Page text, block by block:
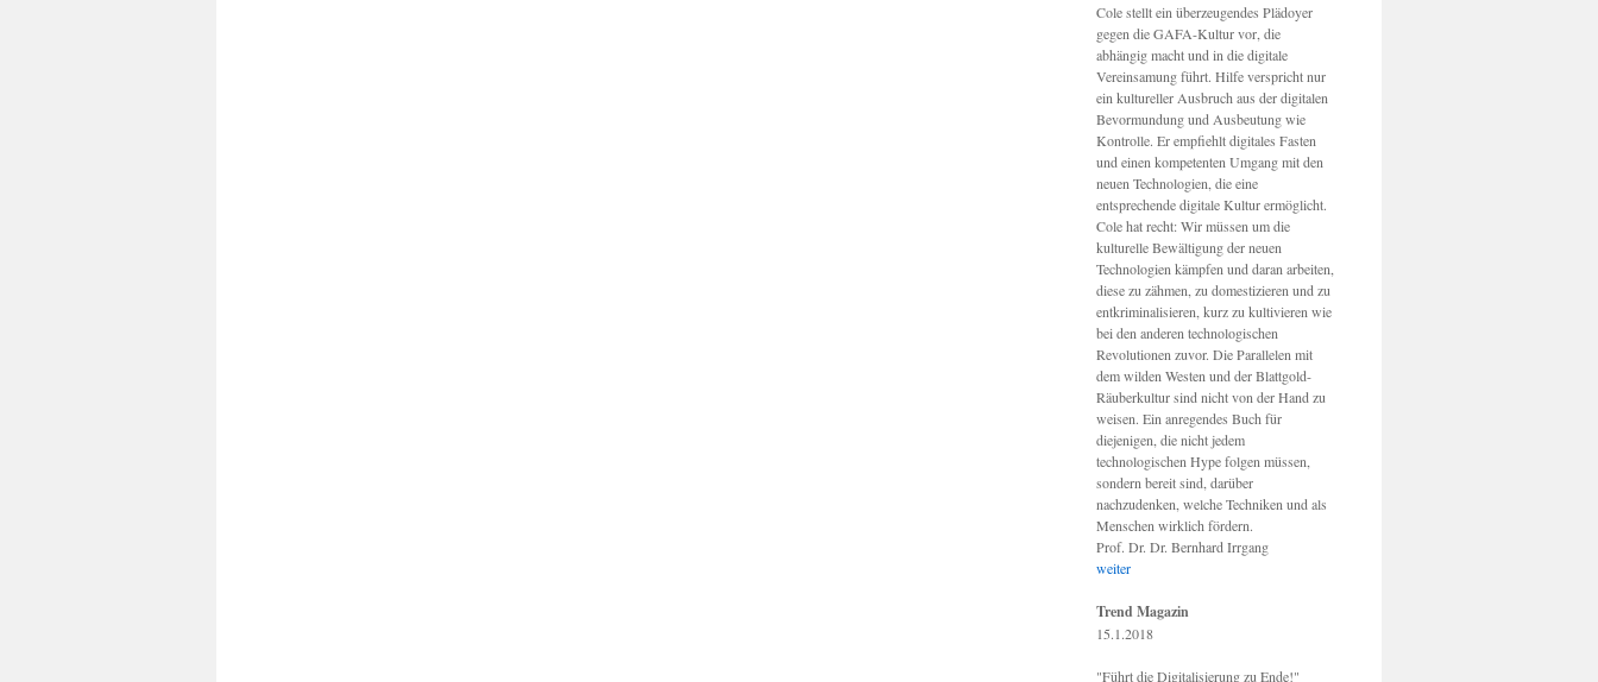
Cole stellt ein überzeugendes Plädoyer
gegen die GAFA-Kultur vor, die
abhängig macht und in die digitale
Vereinsamung führt. Hilfe verspricht nur
ein kultureller Ausbruch aus der digitalen
Bevormundung und Ausbeutung wie
Kontrolle. Er empfiehlt digitales Fasten
und einen kompetenten Umgang mit den
neuen Technologien, die eine
entsprechende digitale Kultur ermöglicht.
Cole hat recht: Wir müssen um die
kulturelle Bewältigung der neuen
Technologien kämpfen und daran arbeiten,
diese zu zähmen, zu domestizieren und zu
entkriminalisieren, kurz zu kultivieren wie
bei den anderen technologischen
Revolutionen zuvor. Die Parallelen mit
dem wilden Westen und der Blattgold-
Räuberkultur sind nicht von der Hand zu
weisen. Ein anregendes Buch für
diejenigen, die nicht jedem
technologischen Hype folgen müssen,
sondern bereit sind, darüber
nachzudenken, welche Techniken und als
Menschen wirklich fördern.
Prof. Dr. Dr. Bernhard Irrgang
weiter
Trend Magazin
15.1.2018
"Führt die Digitalisierung zu Ende!"